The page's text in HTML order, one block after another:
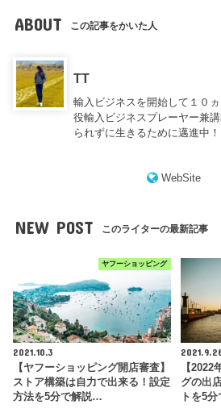
ABOUT この記事をかいた人
TT
輸入ビジネスを開始して１０
役輸入ビジネスプレーヤー兼
られずに生きるために邁進中！
WebSite
NEW POST このライターの最新記事
ヤフーショッピング
2021.10.3
【ヤフーショッピング開店審査】
ストア構築は自力で出来る！設定
方法を5分で解説…
【2022
グの出
トを5